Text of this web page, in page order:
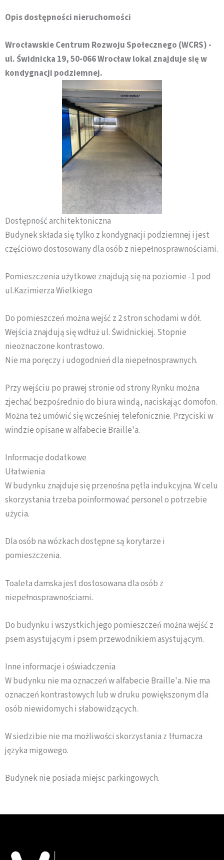
Opis dostępności nieruchomości
Wrocławskie Centrum Rozwoju Społecznego (WCRS) -
ul. Świdnicka 19, 50-066 Wrocław lokal znajduje się w
kondygnacji podziemnej.
Dostępność architektoniczna
Budynek składa się tylko z kondygnacji podziemnej i jest
częściowo dostosowany dla osób z niepełnosprawnościami.
Pomieszczenia użytkowe znajdują się na poziomie -1 pod
ul.Kazimierza Wielkiego
Do pomieszczeń można wejść z 2 stron schodami w dół.
Wejścia znajdują się wdłuż ul. Świdnickiej. Stopnie
nieoznaczone kontrastowo.
Nie ma poręczy i udogodnień dla niepełnosprawnych.
Przy wejściu po prawej stronie od strony Rynku można
zjechać bezpośrednio do biura windą, naciskając domofon.
Można też umówić się wcześniej telefonicznie. Przyciski w
windzie opisane w alfabecie Braille'a.
Informacje dodatkowe
Ułatwienia
W budynku znajduje się przenośna pętla indukcyjna. W celu
skorzystania trzeba poinformować personel o potrzebie
użycia.
Dla osób na wózkach dostępne są korytarze i
pomieszczenia.
Toaleta damska jest dostosowana dla osób z
niepełnosprawnościami.
Do budynku i wszystkich jego pomieszczeń można wejść z
psem asystującym i psem przewodnikiem asystującym.
Inne informacje i oświadczenia
W budynku nie ma oznaczeń w alfabecie Braille'a. Nie ma
oznaczeń kontrastowych lub w druku powiększonym dla
osób niewidomych i słabowidzących.
W siedzibie nie ma możliwości skorzystania z tłumacza
języka migowego.
Budynek nie posiada miejsc parkingowych.